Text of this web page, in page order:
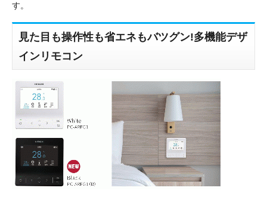
す。
見た目も操作性も省エネもバツグン!多機能デザ
インリモコン